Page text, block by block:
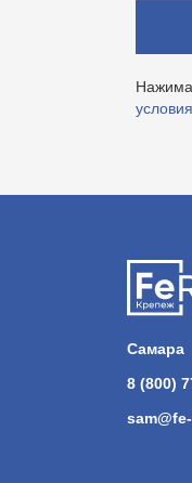
Самара
8 (800)